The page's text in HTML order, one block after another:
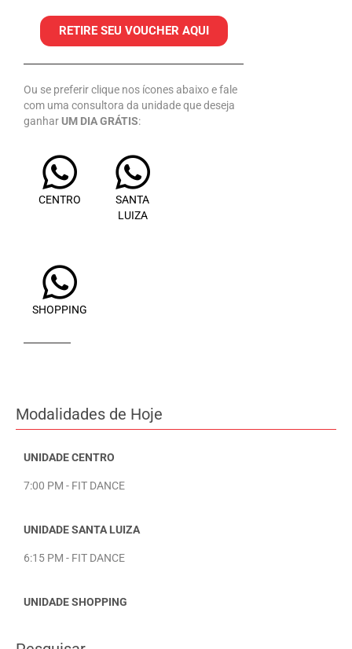
RETIRE SEU VOUCHER AQUI
Ou se preferir clique nos ícones abaixo e fale
com uma consultora da unidade que deseja
ganharUM DIA GRÁTIS:
CENTRO
SANTA
LUIZA
SHOPPING
Modalidades de Hoje
UNIDADE CENTRO
7:00 PM - FIT DANCE
UNIDADE SANTA LUIZA
6:15 PM - FIT DANCE
UNIDADE SHOPPING